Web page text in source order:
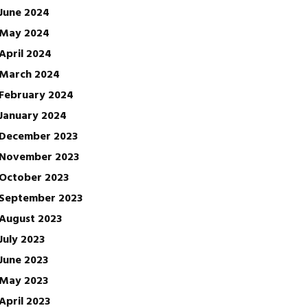
2024
May 2024
2024
March 2024
February 2024
2024
December 2023
November 2023
October 2023
September 2023
2023
2023
2023
May 2023
2023